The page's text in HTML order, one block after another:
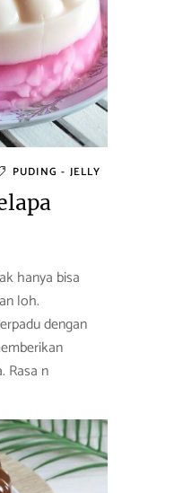
PUDING - JELLY
hanya bisa
loh.
dengan
Rasa n